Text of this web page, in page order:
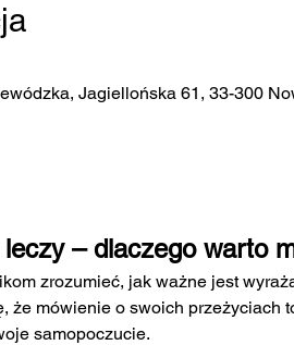
Jagiellońska 61, 33-300
– dlaczego warto
zrozumieć, jak ważne jest
że mówienie o swoich przeżyciach
samopoczucie.